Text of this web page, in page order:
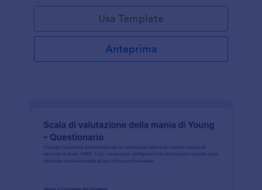
Usa Template
Anteprima